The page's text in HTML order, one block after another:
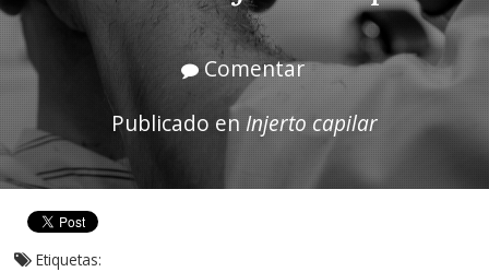
Comentar
Publicado en Injerto capilar
Etiquetas: